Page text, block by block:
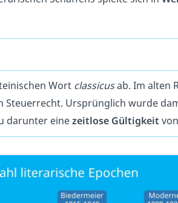
Wort classicusab. Im alten
Ursprünglich wurde
darunter einezeitlose Gültigkeit